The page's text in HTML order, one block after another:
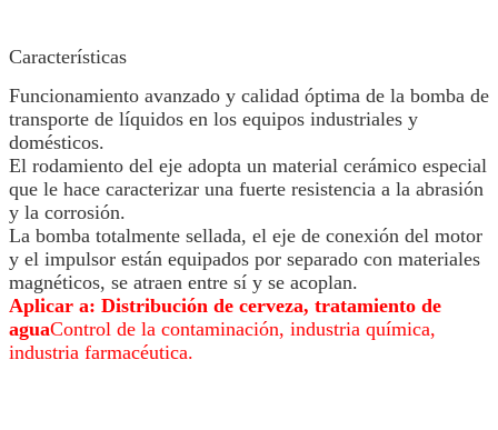
Características
Funcionamiento avanzado y calidad óptima de la bomba de
transporte de líquidos en los equipos industriales y
domésticos.
El rodamiento del eje adopta un material cerámico especial
que le hace caracterizar una fuerte resistencia a la abrasión
y la corrosión.
La bomba totalmente sellada, el eje de conexión del motor
y el impulsor están equipados por separado con materiales
magnéticos, se atraen entre sí y se acoplan.
Aplicar a: Distribución de cerveza, tratamiento de
aguaControl de la contaminación, industria química,
industria farmacéutica.